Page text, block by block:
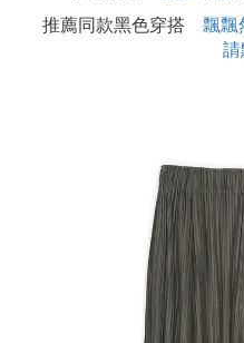
推薦同款黑色穿搭 飄飄
請